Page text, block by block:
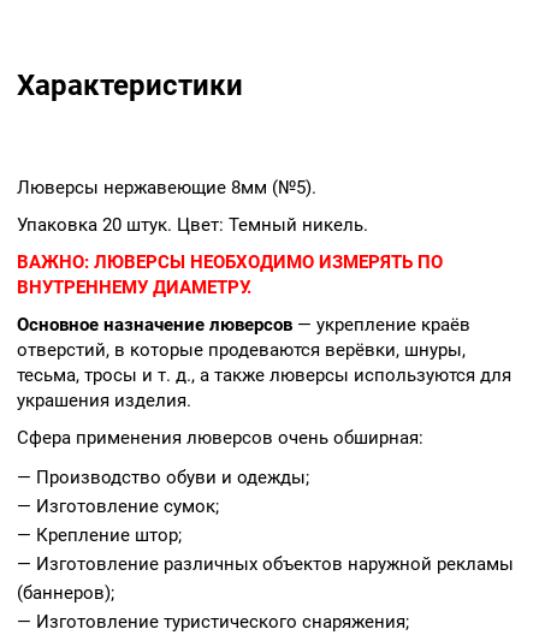
Характеристики
Люверсы нержавеющие 8мм (№5).
Упаковка 20 штук. Цвет: Темный никель.
ВАЖНО: ЛЮВЕРСЫ НЕОБХОДИМО ИЗМЕРЯТЬ ПО
ВНУТРЕННЕМУ ДИАМЕТРУ.
Основное назначение люверсов — укрепление краёв
отверстий, в которые продеваются верёвки, шнуры,
тесьма, тросы и т. д., а также люверсы используются для
украшения изделия.
Сфера применения люверсов очень обширная:
— Производство обуви и одежды;
— Изготовление сумок;
— Крепление штор;
— Изготовление различных объектов наружной рекламы
(баннеров);
— Изготовление туристического снаряжения;